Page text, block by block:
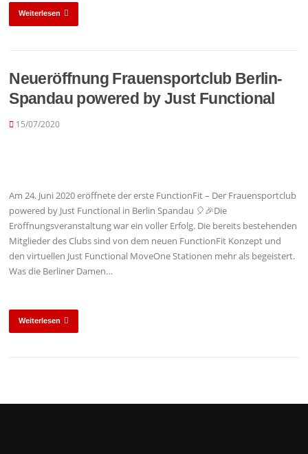
Weiterlesen
Neueröffnung Frauensportclub Berlin-
Spandau powered by Just Functional
15/07/2020
Am 24. Juni 2020 eröffnete der erste FunctionFit – Der Frauensportclub
powered by Just Functional in Berlin Spandau 🎈🎉Die
Eröffnungsveranstaltung war ein voller Erfolg. Die bereits bestehenden
Mitglieder des Clubs sind von dem neuen FunctionFit Konzept und
den virtuellen Just Functional MoveOne Stationen mehr als begeistert.
Was die Berliner Damen…
Weiterlesen